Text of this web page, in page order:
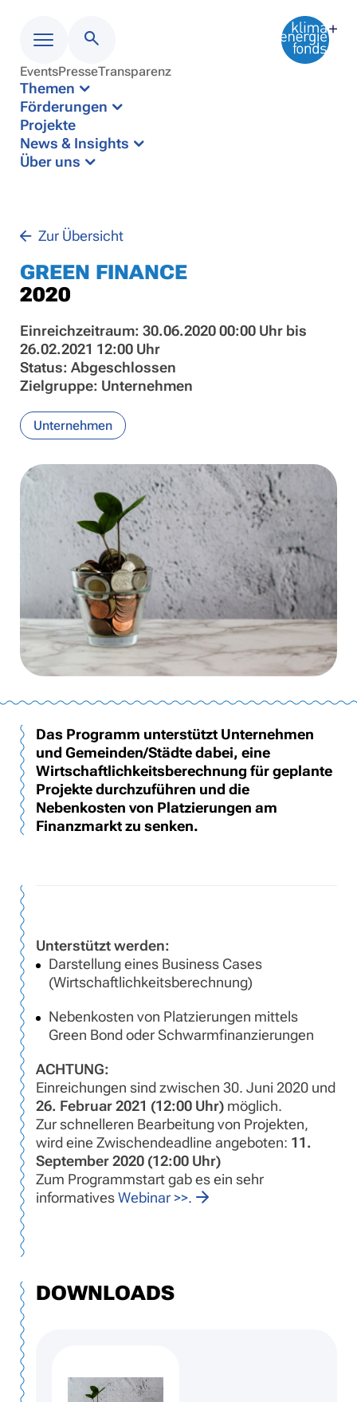
Menü
EventsPresseTransparenz
Themen
Förderungen
Projekte
News & Insights
Über uns
Zur Übersicht
GREEN FINANCE
2020
Einreichzeitraum: 30.06.2020 00:00 Uhr bis
26.02.2021 12:00 Uhr
Status: Abgeschlossen
Zielgruppe: Unternehmen
Unternehmen
Das Programm unterstützt Unternehmen
und Gemeinden/Städte dabei, eine
Wirtschaftlichkeitsberechnung für geplante
Projekte durchzuführen und die
Nebenkosten von Platzierungen am
Finanzmarkt zu senken.
Unterstützt werden:
Darstellung eines Business Cases
(Wirtschaftlichkeitsberechnung)
Nebenkosten von Platzierungen mittels
Green Bond oder Schwarmfinanzierungen
ACHTUNG:
Einreichungen sind zwischen 30. Juni 2020 und
26. Februar 2021 (12:00 Uhr)möglich.
Zur schnelleren Bearbeitung von Projekten,
wird eine Zwischendeadline angeboten: 11.
September 2020 (12:00 Uhr)
Zum Programmstart gab es ein sehr
informativesWebinar >>.
DOWNLOADS